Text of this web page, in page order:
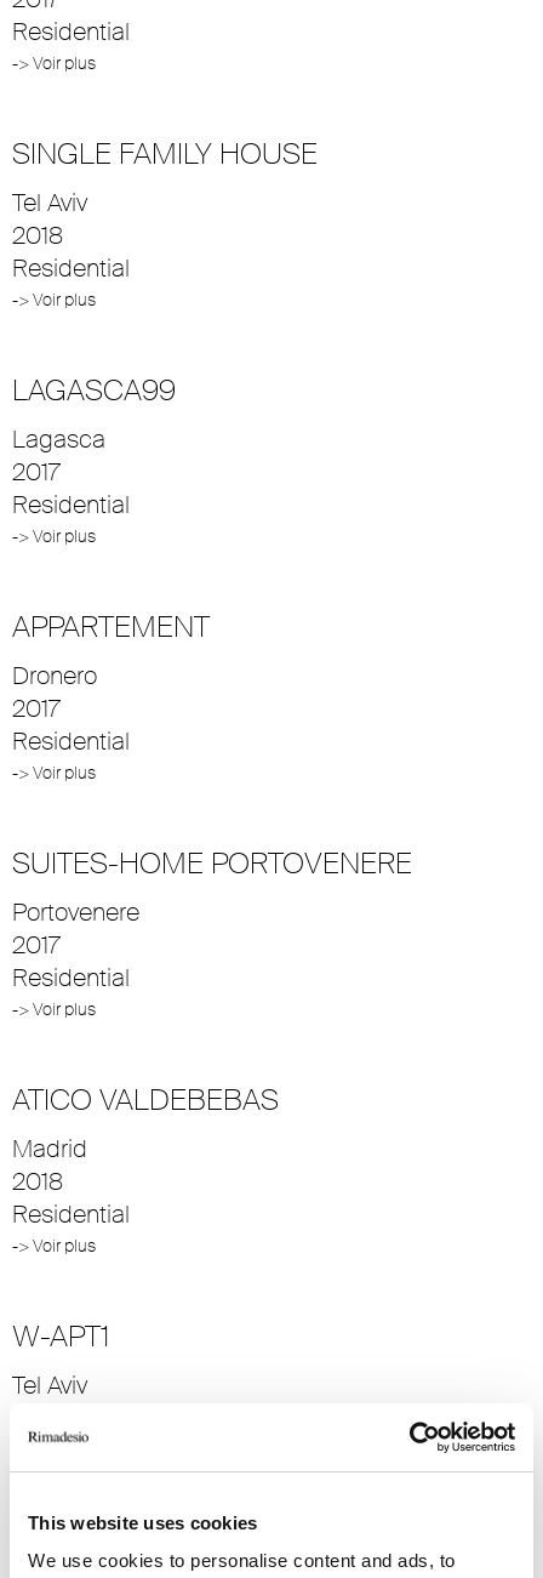
This website uses cookies
We use cookies to personalise content and ads, to
Residential
-> Voir plus
SINGLE FAMILY HOUSE
Tel Aviv
2018
Residential
-> Voir plus
LAGASCA99
Lagasca
2017
Residential
-> Voir plus
APPARTEMENT
Dronero
2017
Residential
-> Voir plus
SUITES-HOME PORTOVENERE
Portovenere
2017
Residential
-> Voir plus
ATICO VALDEBEBAS
Madrid
2018
Residential
-> Voir plus
W-APT1
Tel Aviv
Residential